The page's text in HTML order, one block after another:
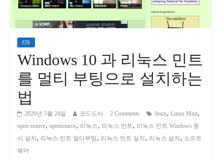
OS
Windows 10 과 리눅스 민트
를 멀티 부팅으로 설치하는
법
2020년 5월 24일 코드도사 2 Comments linux, Linux Mint,
open source, opensource, 리눅스, 리눅스 민트, 리눅스 민트 Windows 동
시 설치 , 리눅스 민트 멀티부팅 , 리눅스 민트 설치 , 리눅스 설치 , 소프트
웨어